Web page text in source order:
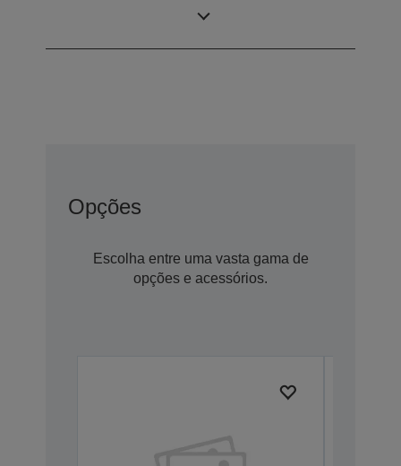
Opções
Escolha entre uma vasta gama de
opções e acessórios.